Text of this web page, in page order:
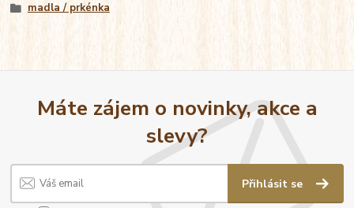
madla / prkénka
Máte zájem o novinky, akce a
slevy?
Přihlásit se